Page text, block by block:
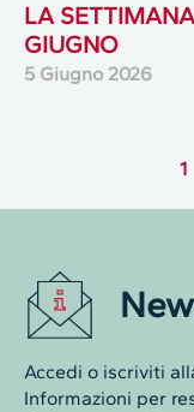
LA
GIUGNO
5 Giugno 2026
1
Accedi o iscriviti
Informazioni per